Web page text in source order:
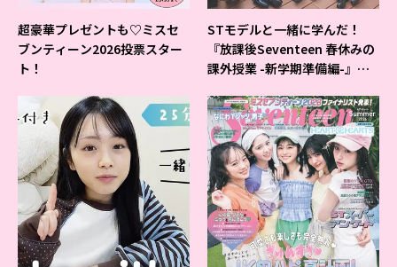
超豪華プレゼントも♡ミスセ
ブンティーン2026投票スター
ト！
STモデルと一緒に学んだ！
『放課後Seventeen 春休みの
課外授業 -新学期準備編-』イ